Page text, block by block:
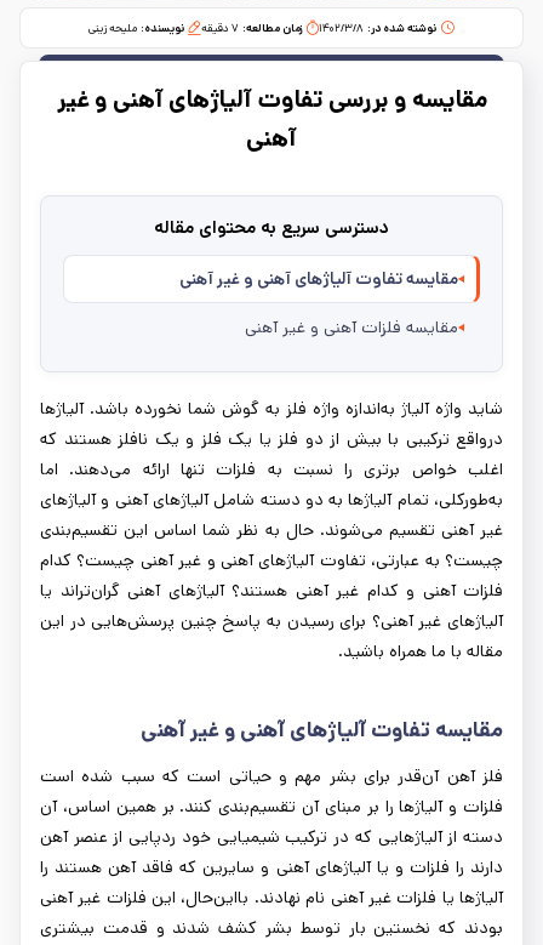
نوشته شده در: ۱۴۰۲/۳/۸ زمان مطالعه:‌ ۷ دقیقه نویسنده: ملیحه زینی
مقایسه و بررسی تفاوت آلیاژهای آهنی و غیر
آهنی
دسترسی سریع به محتوای مقاله
مقایسه تفاوت آلیاژهای آهنی و غیر آهنی
مقایسه فلزات آهنی و غیر آهنی
شاید واژه آلیاژ به‌اندازه واژه فلز به گوش شما نخورده باشد. آلیاژها
درواقع ترکیبی با بیش از دو فلز یا یک فلز و یک نافلز هستند که
اغلب خواص برتری را نسبت به فلزات تنها ارائه می‌دهند. اما
به‌طورکلی، تمام آلیاژها به دو دسته شامل آلیاژهای آهنی و آلیاژهای
غیر آهنی تقسیم می‌شوند. حال به نظر شما اساس این تقسیم‌بندی
چیست؟ به عبارتی، تفاوت آلیاژهای آهنی و غیر آهنی چیست؟ کدام
فلزات آهنی و کدام غیر آهنی هستند؟ آلیاژهای آهنی گران‌تراند یا
آلیاژهای غیر آهنی؟ برای رسیدن به پاسخ چنین پرسش‌هایی در این
مقاله با ما همراه باشید.
مقایسه تفاوت آلیاژهای آهنی و غیر آهنی
فلز آهن آن‌قدر برای بشر مهم و حیاتی است که سبب شده است
فلزات و آلیاژها را بر مبنای آن تقسیم‌بندی کنند. بر همین اساس، آن
دسته از آلیاژهایی که در ترکیب شیمیایی خود ردپایی از عنصر آهن
دارند را فلزات و یا آلیاژهای آهنی و سایرین که فاقد آهن هستند را
آلیاژها یا فلزات غیر آهنی نام نهادند. بااین‌حال، این فلزات غیر آهنی
بودند که نخستین بار توسط بشر کشف شدند و قدمت بیشتری